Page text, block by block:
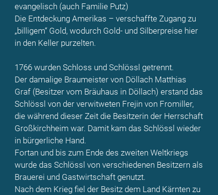
evangelisch (auch Familie Putz)
Die Entdeckung Amerikas – verschaffte Zugang zu
„billigem“ Gold, wodurch Gold- und Silberpreise hier
in den Keller purzelten.
1766 wurden Schloss und Schlössl getrennt.
Der damalige Braumeister von Döllach Matthias
Graf (Besitzer vom Bräuhaus in Döllach) erstand das
Schlössl von der verwitweten Frejin von Fromiller,
die während dieser Zeit die Besitzerin der Herrschaft
Großkirchheim war. Damit kam das Schlössl wieder
in bürgerliche Hand.
Fortan und bis zum Ende des zweiten Weltkriegs
wurde das Schlössl von verschiedenen Besitzern als
Brauerei und Gastwirtschaft genutzt.
Nach dem Krieg fiel der Besitz dem Land Kärnten zu